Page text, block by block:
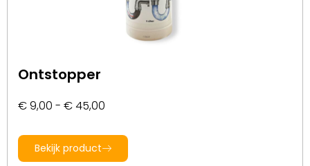
Ontstopper
€9,00 - €45,00
Bekijk product